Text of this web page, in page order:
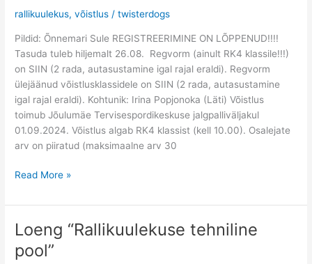
rallikuulekus,võistlus /twisterdogs
Pildid: Õnnemari Sule REGISTREERIMINE ON LÕPPENUD!!!!
Tasuda tuleb hiljemalt 26.08. Regvorm (ainult RK4 klassile!!!)
on SIIN (2 rada, autasustamine igal rajal eraldi). Regvorm
ülejäänud võistlusklassidele on SIIN (2 rada, autasustamine
igal rajal eraldi). Kohtunik: Irina Popjonoka (Läti) Võistlus
toimub Jõulumäe Tervisespordikeskuse jalgpalliväljakul
01.09.2024. Võistlus algab RK4 klassist (kell 10.00). Osalejate
arv on piiratud (maksimaalne arv 30
Read More »
Loeng “Rallikuulekuse tehniline
pool”
Loeng
“Rallikuulekuse
tehniline